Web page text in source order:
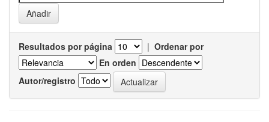
Resultados por página | Ordenar por
En orden
Autor/registro